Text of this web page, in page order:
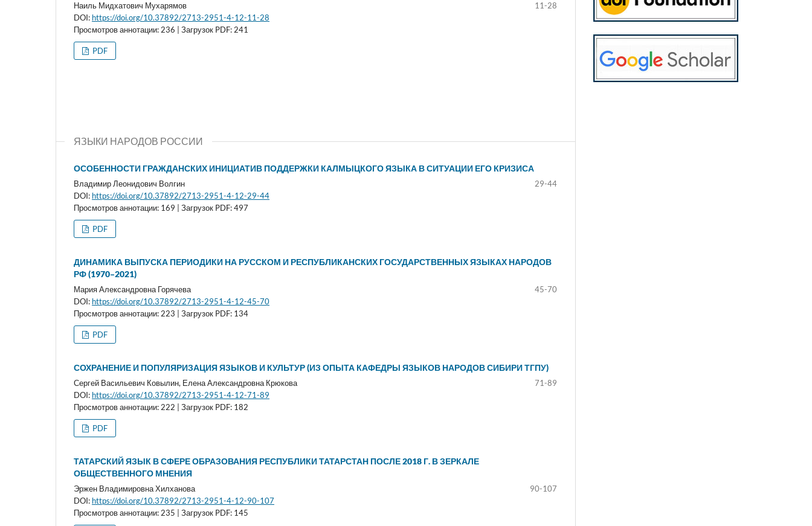
Наиль Мидхатович Мухарямов
11-28
DOI: https://doi.org/10.37892/2713-2951-4-12-11-28
Просмотров аннотации: 236 | Загрузок PDF: 241
PDF
ЯЗЫКИ НАРОДОВ РОССИИ
ОСОБЕННОСТИ ГРАЖДАНСКИХ ИНИЦИАТИВ ПОДДЕРЖКИ КАЛМЫЦКОГО ЯЗЫКА В СИТУАЦИИ ЕГО КРИЗИСА
Владимир Леонидович Волгин
29-44
DOI: https://doi.org/10.37892/2713-2951-4-12-29-44
Просмотров аннотации: 169 | Загрузок PDF: 497
PDF
ДИНАМИКА ВЫПУСКА ПЕРИОДИКИ НА РУССКОМ И РЕСПУБЛИКАНСКИХ ГОСУДАРСТВЕННЫХ ЯЗЫКАХ НАРОДОВ
РФ (1970–2021)
Мария Александровна Горячева
45-70
DOI: https://doi.org/10.37892/2713-2951-4-12-45-70
Просмотров аннотации: 223 | Загрузок PDF: 134
PDF
СОХРАНЕНИЕ И ПОПУЛЯРИЗАЦИЯ ЯЗЫКОВ И КУЛЬТУР (ИЗ ОПЫТА КАФЕДРЫ ЯЗЫКОВ НАРОДОВ СИБИРИ ТГПУ)
Сергей Васильевич Ковылин, Елена Александровна Крюкова
71-89
DOI: https://doi.org/10.37892/2713-2951-4-12-71-89
Просмотров аннотации: 222 | Загрузок PDF: 182
PDF
ТАТАРСКИЙ ЯЗЫК В СФЕРЕ ОБРАЗОВАНИЯ РЕСПУБЛИКИ ТАТАРСТАН ПОСЛЕ 2018 Г. В ЗЕРКАЛЕ
ОБЩЕСТВЕННОГО МНЕНИЯ
Эржен Владимировна Хилханова
90-107
DOI: https://doi.org/10.37892/2713-2951-4-12-90-107
Просмотров аннотации: 235 | Загрузок PDF: 145